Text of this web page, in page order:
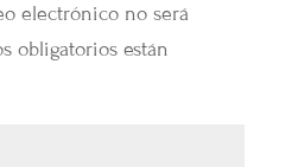
electrónico no será
obligatorios están